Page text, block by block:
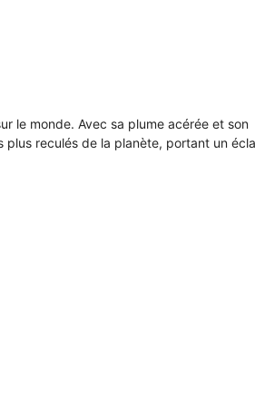
le monde. Avec sa plume acérée et son
reculés de la planète, portant un